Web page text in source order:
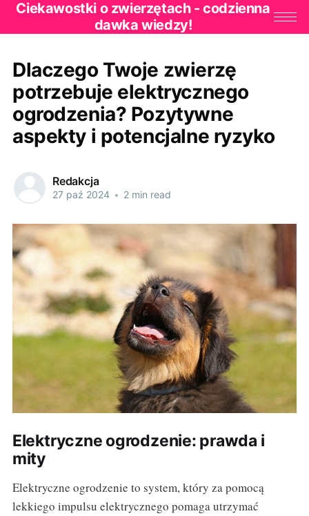
Ciekawostki o zwierzętach - codzienna
dawka wiedzy!
Dlaczego Twoje zwierzę
potrzebuje elektrycznego
ogrodzenia? Pozytywne
aspekty i potencjalne ryzyko
Redakcja
27 paź 2024 • 2 min read
Elektryczne ogrodzenie: prawda i
mity
Elektryczne ogrodzenie to system, który za pomocą
lekkiego impulsu elektrycznego pomaga utrzymać